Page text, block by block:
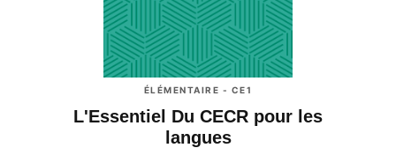
ÉLÉMENTAIRE - CE1
L'Essentiel Du CECR pour les
langues